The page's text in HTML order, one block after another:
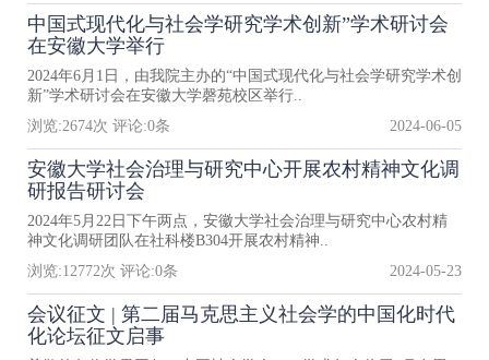
中国式现代化与社会学研究学术创新”学术研讨会
在安徽大学举行
2024年6月1日，由我院主办的“中国式现代化与社会学研究学术创
新”学术研讨会在安徽大学磬苑校区举行..
浏览:2674次 评论:0条 2024-06-05
安徽大学社会治理与研究中心开展农村精神文化调
研报告研讨会
2024年5月22日下午两点，安徽大学社会治理与研究中心农村精
神文化调研团队在社科楼B304开展农村精神..
浏览:12772次 评论:0条 2024-05-23
会议征文 | 第二届马克思主义社会学的中国化时代
化论坛征文启事